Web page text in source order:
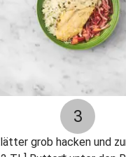
3
grob hacken und